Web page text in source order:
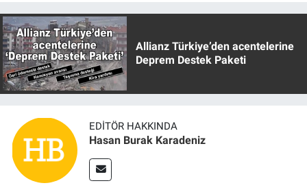
Allianz Türkiye’den acentelerine
Deprem Destek Paketi
EDITÖR HAKKINDA
Hasan Burak Karadeniz